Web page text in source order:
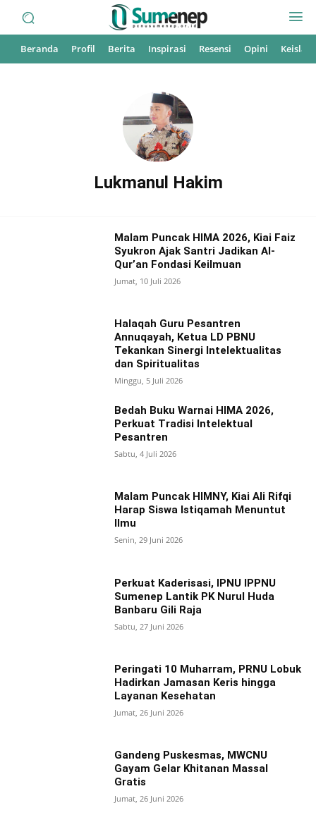
Beranda Profil Berita Inspirasi Resensi Opini
Lukmanul Hakim
Malam Puncak HIMA 2026, Kiai Faiz
Syukron Ajak Santri Jadikan Al-
Qur’an Fondasi Keilmuan
Jumat, 10 Juli 2026
Halaqah Guru Pesantren
Annuqayah, Ketua LD PBNU
Tekankan Sinergi Intelektualitas
dan Spiritualitas
Minggu, 5 Juli 2026
Bedah Buku Warnai HIMA 2026,
Perkuat Tradisi Intelektual
Pesantren
Sabtu, 4 Juli 2026
Malam Puncak HIMNY, Kiai Ali Rifqi
Harap Siswa Istiqamah Menuntut
Ilmu
Senin, 29 Juni 2026
Perkuat Kaderisasi, IPNU IPPNU
Sumenep Lantik PK Nurul Huda
Banbaru Gili Raja
Sabtu, 27 Juni 2026
Peringati 10 Muharram, PRNU Lobuk
Hadirkan Jamasan Keris hingga
Layanan Kesehatan
Jumat, 26 Juni 2026
Gandeng Puskesmas, MWCNU
Gayam Gelar Khitanan Massal
Gratis
Jumat, 26 Juni 2026